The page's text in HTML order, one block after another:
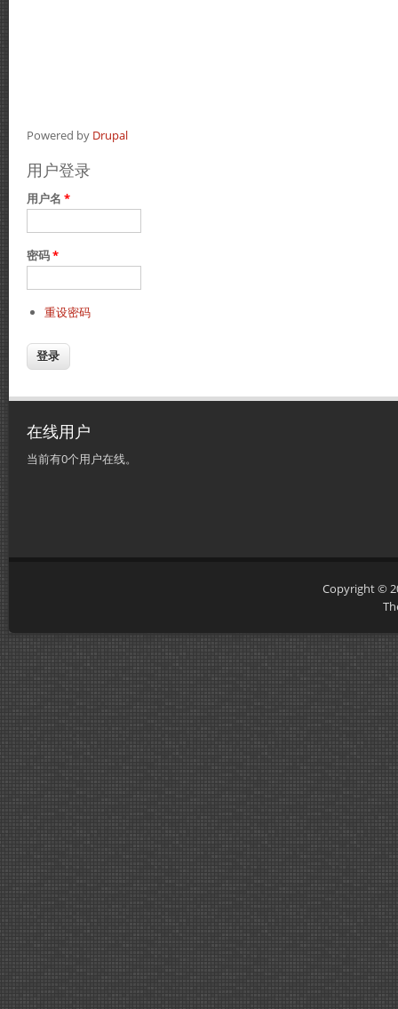
Powered by Drupal
用户登录
用户名 *
密码*
重设密码
在线用户
当前有0个用户在线。
Copyright ©